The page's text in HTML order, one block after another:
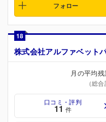
フォロー
18
株式会社アルファベット
月の平均
（総
口コミ・評判
11 件